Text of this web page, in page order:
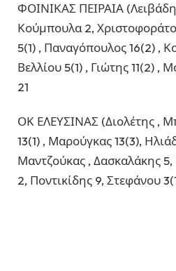
ΦΟΙΝΙΚΑΣ ΠΕΙΡΑΙΑ
Κούμπουλα 2,
5(1) , Παναγόπουλος 16(2) ,
Βελλίου 5(1) , Γιώτης 11(2) ,
21
ΟΚ ΕΛΕΥΣΙΝΑΣ (Διολέτης ,
13(1) , Μαρούγκας 13(3),
Μαντζούκας , Δασκαλάκης 5,
2, Ποντικίδης 9, Στεφάνου